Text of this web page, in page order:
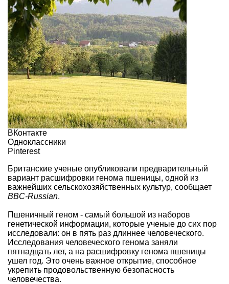
ВКонтакте
Одноклассники
Pinterest
Британские ученые опубликовали предварительный
вариант расшифровки генома пшеницы, одной из
важнейших сельскохозяйственных культур, сообщает
BBC-Russian.
Пшеничный геном - самый большой из наборов
генетической информации, которые ученые до сих пор
исследовали: он в пять раз длиннее человеческого.
Исследования человеческого генома заняли
пятнадцать лет, а на расшифровку генома пшеницы
ушел год. Это очень важное открытие, способное
укрепить продовольственную безопасность
человечества.